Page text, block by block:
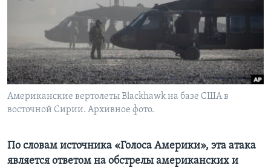
Learning English
СОЦИАЛЬНЫЕ СЕТИ
Языки
Американские вертолеты Blackhawk на базе США в
восточной Сирии. Архивное фото.
По словам источника «Голоса Америки», эта атака
является ответом на обстрелы американских и